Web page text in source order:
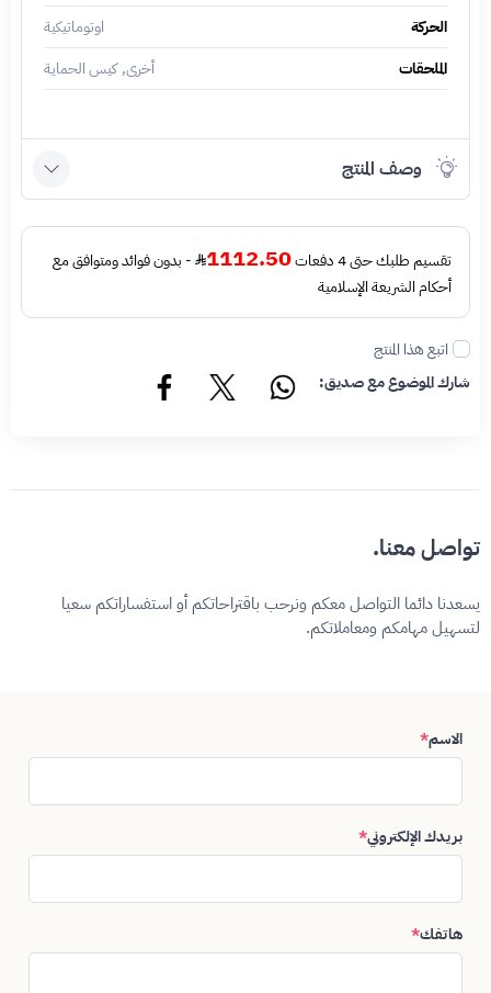
الحركة
اوتوماتيكية
الملحقات
أخرى, كيس الحماية
وصف المنتج
تقسيم طلبك حتى 4 دفعات 1112.50
- بدون فوائد ومتوافق مع
أحكام الشريعة الإسلامية
اتبع هذا المنتج
شارك الموضوع مع صديق:
تواصل معنا.
يسعدنا دائما التواصل معكم ونرحب باقتراحاتكم أو استفساراتكم سعيا
لتسهيل مهامكم ومعاملاتكم.
الاسم*
بريدك الإلكتروني*
هاتفك*